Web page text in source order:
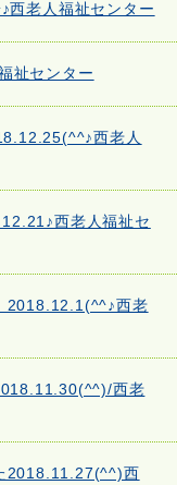
西老人福祉センター
祉センター
西老人
西老人福祉セ
2018.12.1(^^♪西老
西老
2018.11.27(^^)西